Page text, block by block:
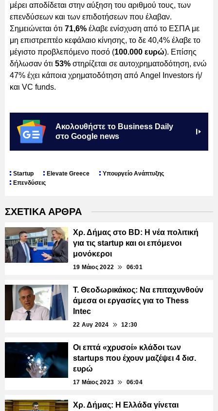
μέρει αποδίδεται στην αύξηση του αριθμού τους, των
επενδύσεων και των επιδοτήσεων που έλαβαν.
Σημειώνεται ότι 71,6% έλαβε ενίσχυση από το ΕΣΠΑ με
μη επιστρεπτέο κεφάλαιο κίνησης, το δε 40,4% έλαβε το
μέγιστο προβλεπόμενο ποσό (100.000 ευρώ). Επίσης
δήλωσαν ότι 53% στηρίζεται σε αυτοχρηματοδότηση, ενώ
47% έχει κάποια χρηματοδότηση από Angel Investors ή/
και VC funds.
Ακολουθήστε το Business Daily
στο Google news
Startup Elevate Greece
Υπουργείο Ανάπτυξης
Επενδύσεις
ΣΧΕΤΙΚΑ ΑΡΘΡΑ
Χρ. Δήμας στο BD: Η νέα πολιτική
για τις startup και οι επόμενοι
μονόκεροι
19 Μάιος 2022 06:01
Τ. Θεοδωρικάκος: Να επιταχυνθούν
άμεσα οι εργασίες για το Thess
Intec
22 Αυγ 2024 12:30
Οι επτά «χρυσοί» κλάδοι των
startups που έχουν μαζέψει 4 δισ.
ευρώ
17 Μάιος 2023 06:04
Χρ. Δήμας: Η Ελλάδα γίνεται